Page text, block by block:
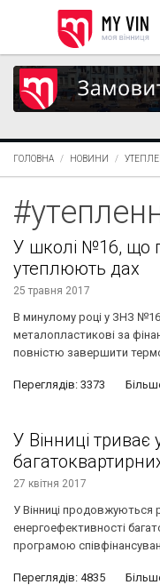
ГОЛОВНА НОВИНИ
У школі №16, що
утеплюють дах
25 травня 2017
В минулому році у ЗНЗ №16
металопластикові за
повністю завершити
Переглядів: 3373
У Вінниці
27 квітня 2017
У Вінниці продовжуються
енергоефективності
програмою
Переглядів: 4835